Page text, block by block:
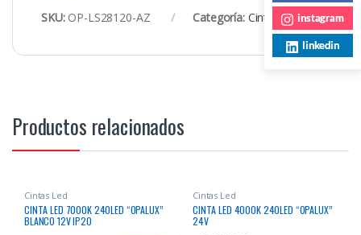
SKU: OP-LS28120-AZ Categoría: Cintas Led
Productos relacionados
Cintas Led
CINTA LED 7000K 240LED “OPALUX”
BLANCO 12V IP20
Cintas Led
CINTA LED 4000K 240LED “OPALUX”
24V
instagram
linkedin